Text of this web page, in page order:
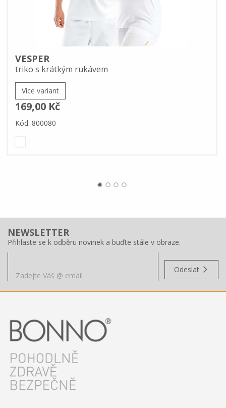
VESPER
triko s krátkým rukávem
Více variant
169,00 Kč
Kód: 800080
NEWSLETTER
Přihlaste se k odběru novinek a buďte stále v obraze.
Odeslat